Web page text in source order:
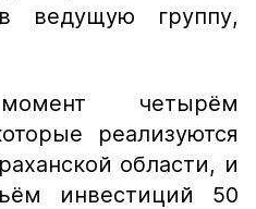
ведущую группу,
четырём
реализуются
области, и
инвестиций 50